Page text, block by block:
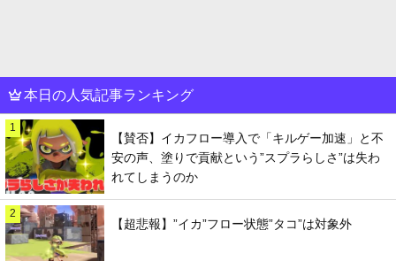
本日の人気記事ランキング
1
【賛否】イカフロー導入で「キルゲー加速」と不
安の声、塗りで貢献という”スプラらしさ”は失わ
れてしまうのか
2
【超悲報】”イカ”フロー状態”タコ”は対象外